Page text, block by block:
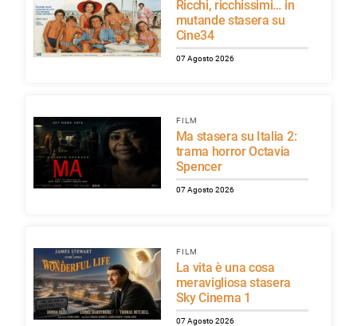
Ricchi, ricchissimi… in
mutande stasera su
Cine34
07 Agosto 2026
FILM
Ma stasera su Italia 2:
trama horror Octavia
Spencer
07 Agosto 2026
FILM
La vita è una cosa
meravigliosa stasera
Sky Cinema 1
07 Agosto 2026